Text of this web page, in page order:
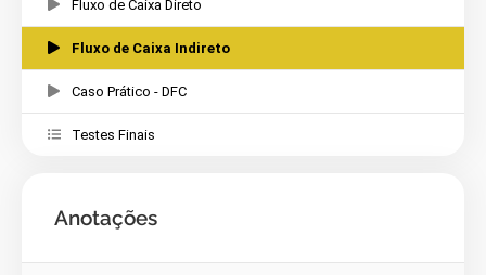
Fluxo de Caixa Direto
Fluxo de Caixa Indireto
Caso Prático - DFC
Testes Finais
Anotações